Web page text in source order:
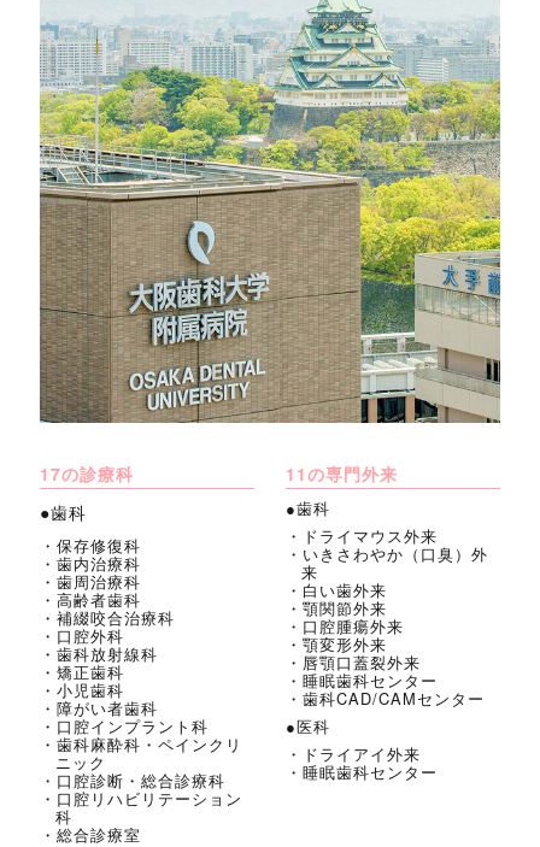
17の診療科
●歯科
・保存修復科
・歯内治療科
・歯周治療科
・高齢者歯科
・補綴咬合治療科
・口腔外科
・歯科放射線科
・矯正歯科
・小児歯科
・障がい者歯科
・口腔インプラント科
・歯科麻酔科・ペインクリ
ニック
・口腔診断・総合診療科
・口腔リハビリテーション
科
・総合診療室
11の専門外来
●歯科
・ドライマウス外来
・いきさわやか（口臭）外
来
・白い歯外来
・顎関節外来
・口腔腫瘍外来
・顎変形外来
・唇顎口蓋裂外来
・睡眠歯科センター
・歯科CAD/CAMセンター
●医科
・ドライアイ外来
・睡眠歯科センター